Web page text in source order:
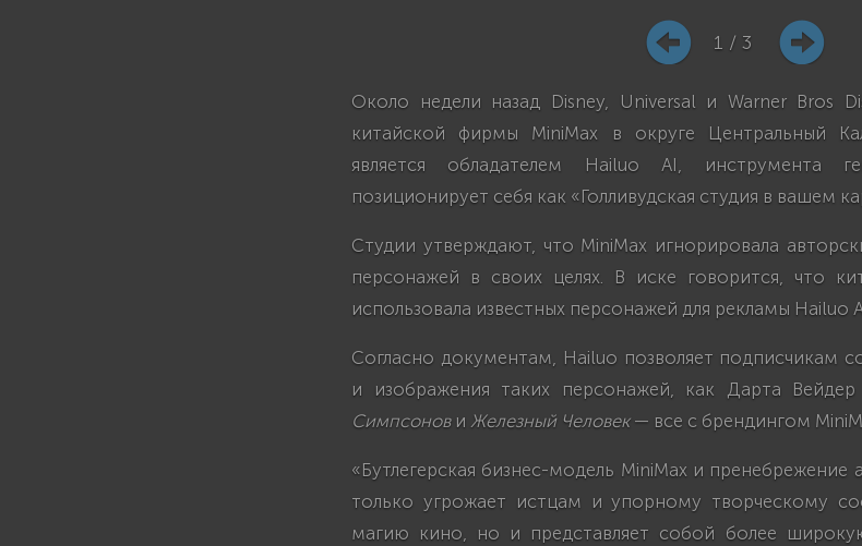
1 / 3
Около недели назад Disney, Universal и Warner Bros
китайской фирмы MiniMax в округе Центральный
является обладателем Hailuo AI, инструмента
позиционирует себя как «Голливудская студия в вашем
Студии утверждают, что MiniMax игнорировала
персонажей в своих целях. В иске говорится, что
использовала известных персонажей для рекламы Hailuo
Согласно документам, Hailuo позволяет подписчикам
и изображения таких персонажей, как Дарта
Симпсонови Железный Человек— все с брендингом
«Бутлегерская бизнес-модель MiniMax и
только угрожает истцам и упорному творческому
магию кино, но и представляет собой более